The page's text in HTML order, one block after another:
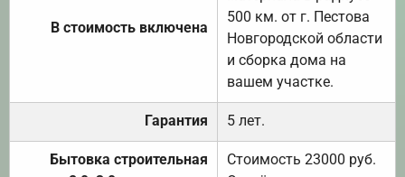
В стоимость включена
500 км. от г. Пестова
Новгородской области
и сборка дома на
вашем участке.
Гарантия 5 лет.
Бытовка строительная
Стоимость 23000 руб.